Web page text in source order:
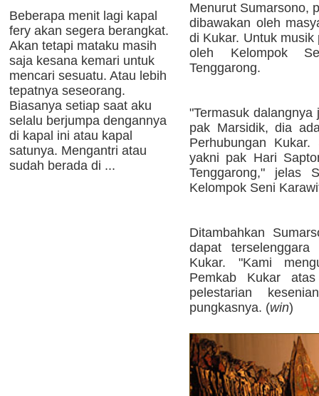
Beberapa menit lagi kapal
fery akan segera berangkat.
Akan tetapi mataku masih
saja kesana kemari untuk
mencari sesuatu. Atau lebih
tepatnya seseorang.
Biasanya setiap saat aku
selalu berjumpa dengannya
di kapal ini atau kapal
satunya. Mengantri atau
sudah berada di ...
Menurut Sumarsono,
dibawakan oleh
di Kukar. Untuk
oleh Kelompok
Tenggarong.
"Termasuk dalangnya
pak Marsidik, dia
Perhubungan
yakni pak Hari
Tenggarong," jelas
Kelompok Seni
Ditambahkan
dapat
Kukar. "Kami
Pemkab Kukar
pelestarian
pungkasnya. (win)